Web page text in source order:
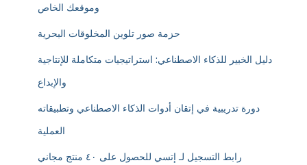
وموقعك الخاص
حزمة صور تلوين المخلوقات البحرية
دليل الخبير للذكاء الاصطناعي: استراتيجيات متكاملة للإنتاجية
والإبداع
دورة تدريبية في إتقان أدوات الذكاء الاصطناعي وتطبيقاته
العملية
رابط التسجيل لـ إتسي للحصول على ٤٠ منتج مجاني